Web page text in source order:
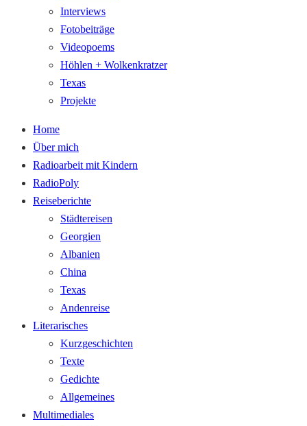
Interviews
Fotobeiträge
Videopoems
Höhlen + Wolkenkratzer
Texas
Projekte
Home
Über mich
Radioarbeit mit Kindern
RadioPoly
Reiseberichte
Städtereisen
Georgien
Albanien
China
Texas
Andenreise
Literarisches
Kurzgeschichten
Texte
Gedichte
Allgemeines
Multimediales